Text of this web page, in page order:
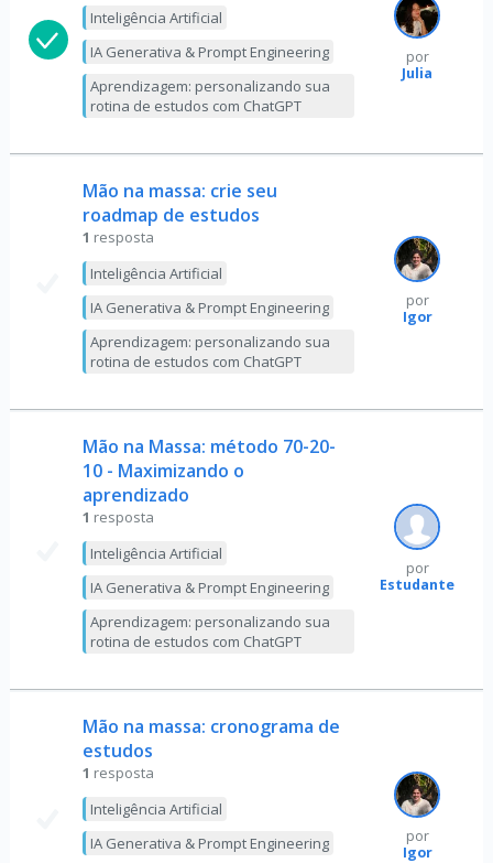
Inteligência Artificial
IA Generativa & Prompt Engineering
Aprendizagem: personalizando sua
rotina de estudos com ChatGPT
por
Julia
Mão na massa: crie seu
roadmap de estudos
1 resposta
Inteligência Artificial
IA Generativa & Prompt Engineering
Aprendizagem: personalizando sua
rotina de estudos com ChatGPT
por
Igor
Mão na Massa: método 70-20-
10 - Maximizando o
aprendizado
1 resposta
Inteligência Artificial
IA Generativa & Prompt Engineering
Aprendizagem: personalizando sua
rotina de estudos com ChatGPT
por
Estudante
Mão na massa: cronograma de
estudos
1 resposta
Inteligência Artificial
IA Generativa & Prompt Engineering
por
Igor